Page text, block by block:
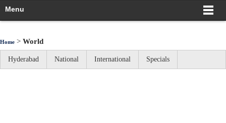
Menu
Home > World
Hyderabad National International Specials